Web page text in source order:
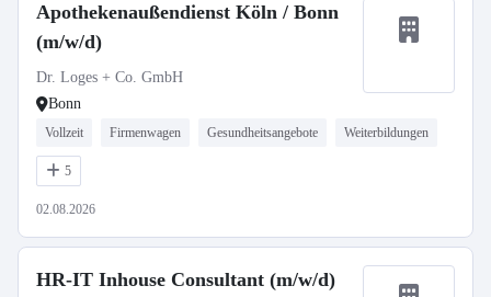
Apothekenaußendienst Köln / Bonn
(m/w/d)
Dr. Loges + Co. GmbH
Bonn
Vollzeit Firmenwagen Gesundheitsangebote Weiterbildungen
5
02.08.2026
HR-IT Inhouse Consultant (m/w/d)